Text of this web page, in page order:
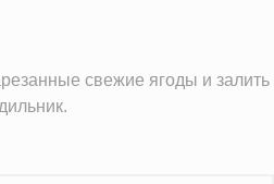
свежие ягоды и залить